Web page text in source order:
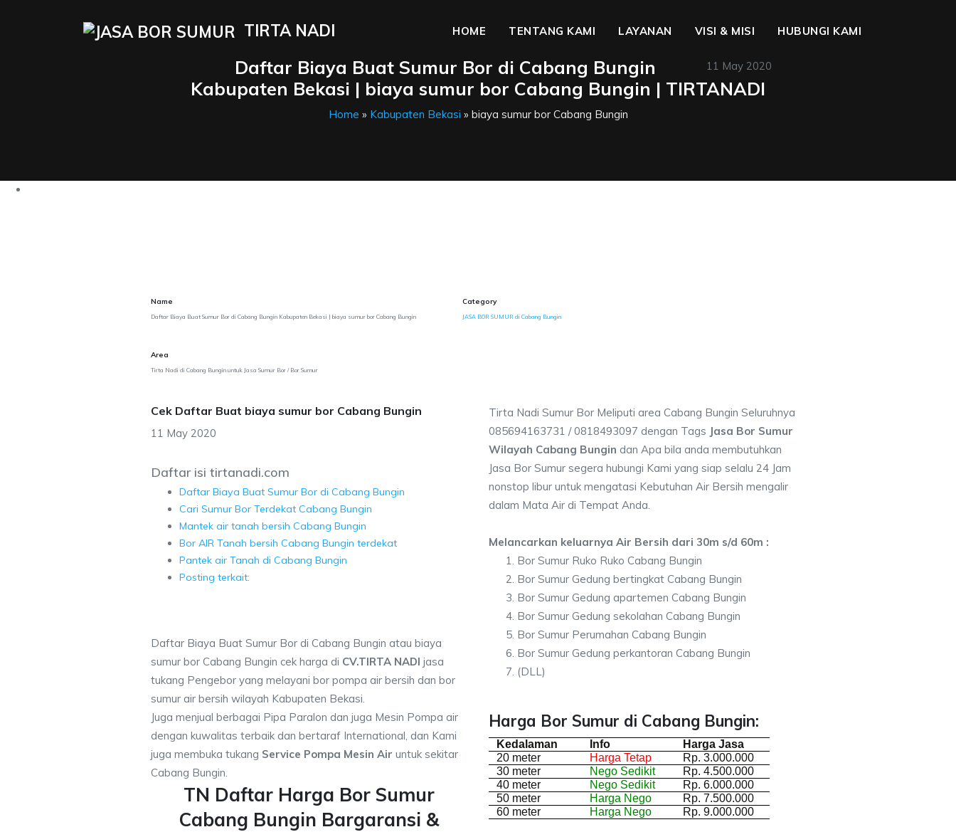
TIRTA NADI HOME TENTANG KAMI LAYANAN VISI & MISI HUBUNGI KAMI
11 May 2020
Daftar Biaya Buat Sumur Bor di Cabang Bungin
Kabupaten Bekasi | biaya sumur bor Cabang Bungin | TIRTANADI
Home » Kabupaten Bekasi » biaya sumur bor Cabang Bungin
Name
Daftar Biaya Buat Sumur Bor di Cabang Bungin Kabupaten Bekasi | biaya sumur bor Cabang Bungin
Category
JASA BOR SUMUR di Cabang Bungin
Area
Tirta Nadi di Cabang Bungin untuk Jasa Sumur Bor / Bor Sumur
Cek Daftar Buat biaya sumur bor Cabang Bungin
11 May 2020
Daftar isi tirtanadi.com
Daftar Biaya Buat Sumur Bor di Cabang Bungin
Cari Sumur Bor Terdekat Cabang Bungin
Mantek air tanah bersih Cabang Bungin
Bor AIR Tanah bersih Cabang Bungin terdekat
Pantek air Tanah di Cabang Bungin
Posting terkait:
Daftar Biaya Buat Sumur Bor di Cabang Bungin atau biaya
sumur bor Cabang Bungin cek harga di CV.TIRTA NADI jasa
tukang Pengebor yang melayani bor pompa air bersih dan bor
sumur air bersih wilayah Kabupaten Bekasi.
Juga menjual berbagai Pipa Paralon dan juga Mesin Pompa air
dengan kuwalitas terbaik dan bertaraf International, dan Kami
juga membuka tukang Service Pompa Mesin Air untuk sekitar
Cabang Bungin.
TN Daftar Harga Bor Sumur
Cabang Bungin Bargaransi &
Tirta Nadi Sumur Bor Meliputi area Cabang Bungin Seluruhnya
085694163731 / 0818493097 dengan Tags Jasa Bor Sumur
Wilayah Cabang Bungin dan Apa bila anda membutuhkan
Jasa Bor Sumur segera hubungi Kami yang siap selalu 24 Jam
nonstop libur untuk mengatasi Kebutuhan Air Bersih mengalir
dalam Mata Air di Tempat Anda.
Melancarkan keluarnya Air Bersih dari 30m s/d 60m :
Bor Sumur Ruko Ruko Cabang Bungin
Bor Sumur Gedung bertingkat Cabang Bungin
Bor Sumur Gedung apartemen Cabang Bungin
Bor Sumur Gedung sekolahan Cabang Bungin
Bor Sumur Perumahan Cabang Bungin
Bor Sumur Gedung perkantoran Cabang Bungin
(DLL)
Harga Bor Sumur di Cabang Bungin:
Kedalaman Info
Harga Jasa
20 meter
Harga Tetap
Rp. 3.000.000
30 meter
Nego Sedikit
Rp. 4.500.000
40 meter
Nego Sedikit
Rp. 6.000.000
50 meter
Harga Nego
Rp. 7.500.000
60 meter
Harga Nego Rp. 9.000.000